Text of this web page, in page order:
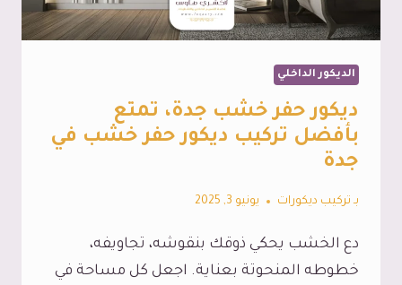
شاشات
جدة
الديكور الداخلي
ديكور حفر خشب جدة، تمتع
بأفضل تركيب ديكور حفر خشب في
جدة
بـ تركيب ديكورات يونيو 3, 2025
دع الخشب يحكي ذوقك بنقوشه، تجاويفه،
خطوطه المنحوتة بعناية. اجعل كل مساحة في